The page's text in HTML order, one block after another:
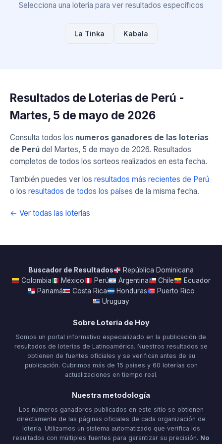
Selecciona una lotería para ver resultados específicos
La Tinka Kabala
Resultados de Loterias de Perú -
Martes, 5 de mayo de 2026
Consulta todos los numeros ganadores de las loterias
de Perú del Martes, 5 de mayo de 2026. Resultados
completos de todos los sorteos realizados en esta fecha.
También puedes ver los resultados más recientes de Perú
o los resultados de todos los países de la misma fecha.
← Ver todas las loterías
Buscador de Resultados
República Dominicana
Colombia
México Perú Argentina Chile
Ecuador
Panamá
Costa Rica Honduras
Puerto Rico
Uruguay
Sobre Lotería de Hoy
Somos un portal informativo especializado en la publicación de
resultados de loterías de Latinoamérica. Nuestros resultados se
obtienen de fuentes oficiales y se verifican antes de su
publicación. Cubrimos más de 15 países y 60 loterías con
actualizaciones en tiempo real.
Nuestra metodología
Los números ganadores publicados en este sitio se obtienen
directamente de las páginas oficiales de cada organización de
lotería. Utilizamos un sistema automatizado que verifica los
resultados con múltiples fuentes para garantizar su precisión. No